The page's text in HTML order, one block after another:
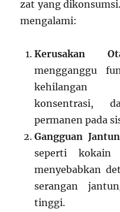
zat yang
mengalami:
Kerusakan
mengganggu
kehilangan
konsentrasi,
permanen pada
Gangguan
seperti kokain
menyebabkan
serangan
tinggi.